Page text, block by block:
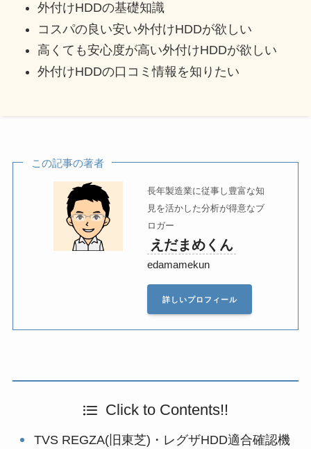
外付けHDDの基礎知識
コスパの良い安い外付けHDDが欲しい
高くても安心度が高い外付けHDDが欲しい
外付けHDDの口コミ情報を知りたい
この記事の著者
長年製造業に従事し豊富な知
見を活かした分析が得意なブ
ロガー
えだまめくん
edamamekun
詳しいプロフィール
Click to Contents!!
TVS REGZA(旧東芝)・レグザHDD適合確認機